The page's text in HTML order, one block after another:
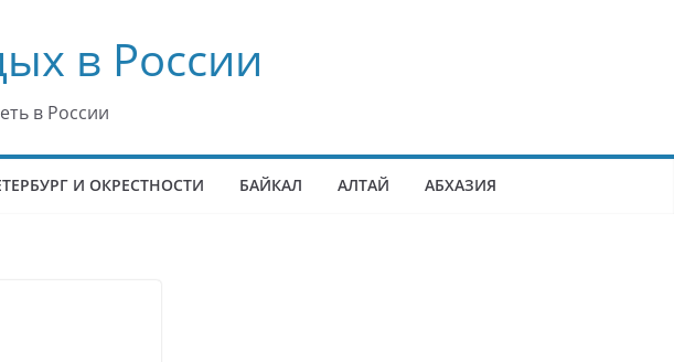
в России
в России
И ОКРЕСТНОСТИ БАЙКАЛ АЛТАЙ АБХАЗИЯ